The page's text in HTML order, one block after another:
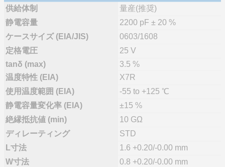
供給体制
量産(推奨)
静電容量
2200 pF ± 20 %
ケースサイズ (EIA/JIS)
0603/1608
定格電圧
25 V
tanδ (max)
3.5 %
温度特性 (EIA)
X7R
使用温度範囲 (EIA)
-55 to +125 ℃
静電容量変化率 (EIA)
±15 %
絶縁抵抗値 (min)
10 GΩ
ディレーティング
STD
L寸法
1.6 +0.20/-0.00 mm
W寸法
0.8 +0.20/-0.00 mm